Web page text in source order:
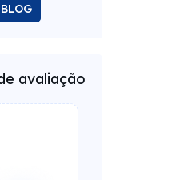
avaliação